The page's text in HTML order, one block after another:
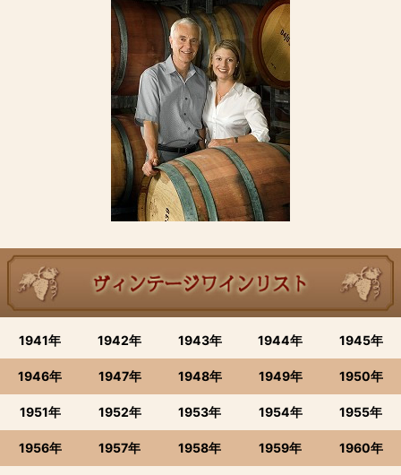
1941年 1942年 1943年 1944年 1945年
1946年 1947年 1948年 1949年 1950年
1951年 1952年 1953年 1954年 1955年
1956年 1957年 1958年 1959年 1960年